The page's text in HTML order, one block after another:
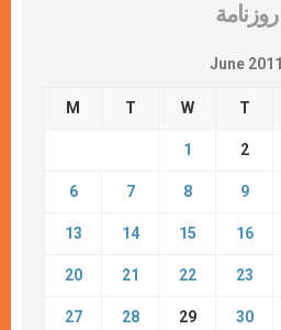
روزنامة
June 2011
M T W T
1 2
6 7 8 9
13 14 15 16
20 21 22 23
27 28 29 30